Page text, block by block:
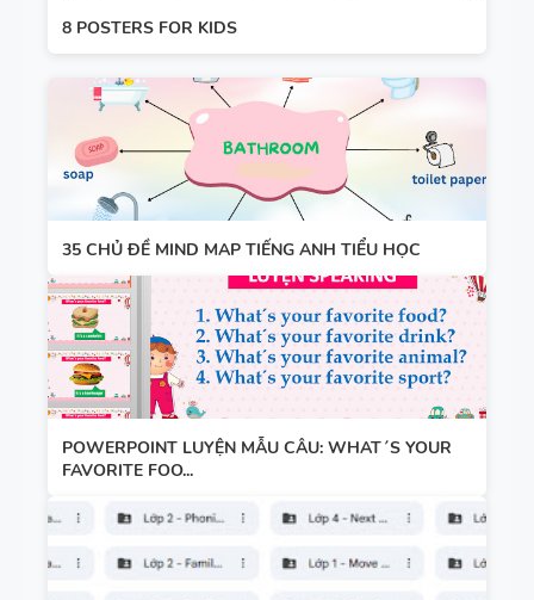
8 POSTERS FOR KIDS
35 CHỦ ĐỀ MIND MAP TIẾNG ANH TIỂU HỌC
POWERPOINT LUYỆN MẪU CÂU: WHAT´S YOUR
FAVORITE FOO...